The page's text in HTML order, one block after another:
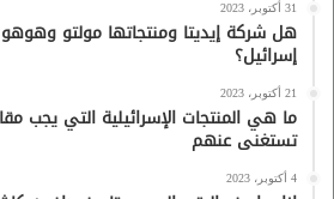
31 أكتوبر، 2023
هل شركة إيديتا ومنتجاتها مولتو
إسرائيل؟
21 أكتوبر، 2023
تستغنى عنهم
4 أكتوبر، 2023